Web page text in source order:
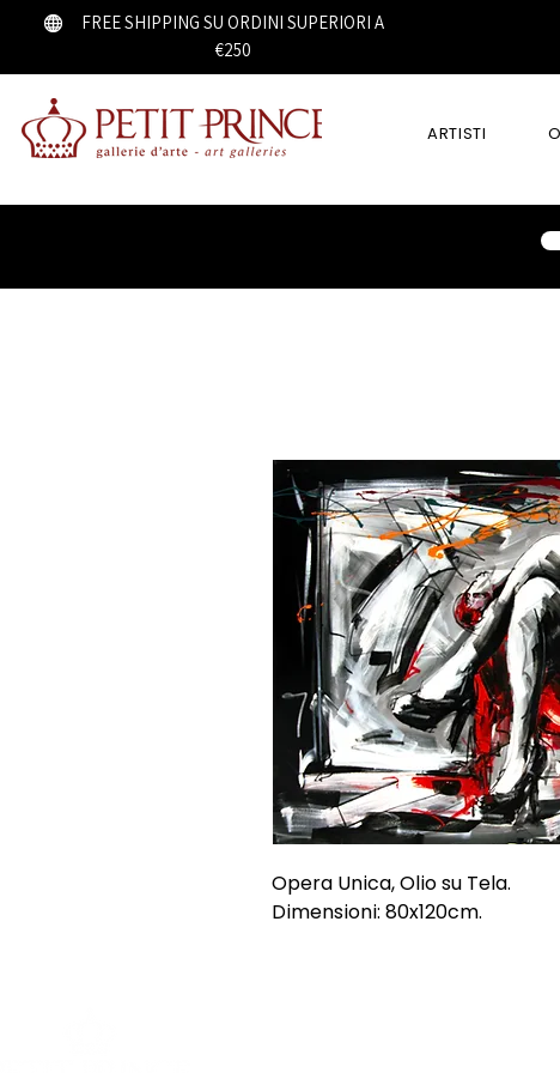
FREE SHIPPING SU ORDINI SUPERIORI A
€250
ARTISTI
Opera Unica, Olio su Tela.
Dimensioni: 80x120cm.